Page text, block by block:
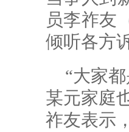
员李祚友
倾听各方
“大家
某元家庭
祚友表示